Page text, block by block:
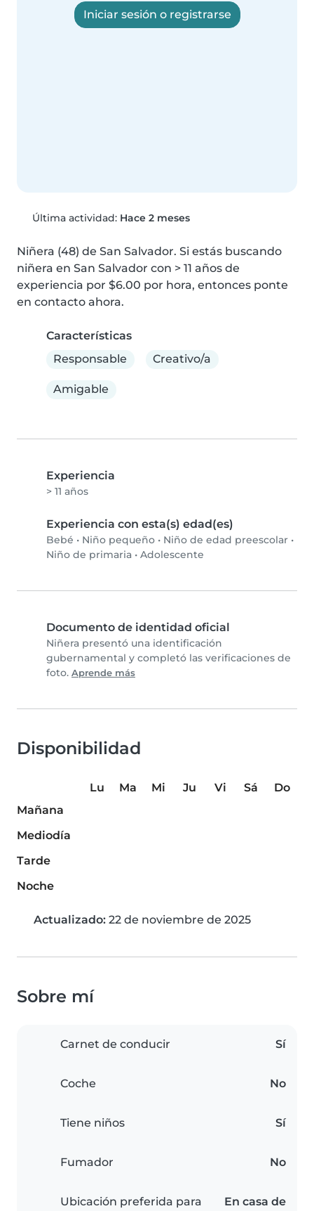
Iniciar sesión o registrarse
Última actividad: Hace 2 meses
Niñera (48) de San Salvador. Si estás buscando
niñera en San Salvador con > 11 años de
experiencia por $6.00 por hora, entonces ponte
en contacto ahora.
Características
Responsable
Creativo/a
Amigable
Experiencia
> 11 años
Experiencia con esta(s) edad(es)
Bebé • Niño pequeño • Niño de edad preescolar •
Niño de primaria • Adolescente
Documento de identidad oficial
Niñera presentó una identificación
gubernamental y completó las verificaciones de
foto. Aprende más
Disponibilidad
Lu Ma Mi Ju Vi Sá
Do
Mañana
Mediodía
Tarde
Noche
Actualizado: 22 de noviembre de 2025
Sobre mí
Carnet de conducir Sí
Coche No
Tiene niños Sí
Fumador No
Ubicación preferida para En casa de